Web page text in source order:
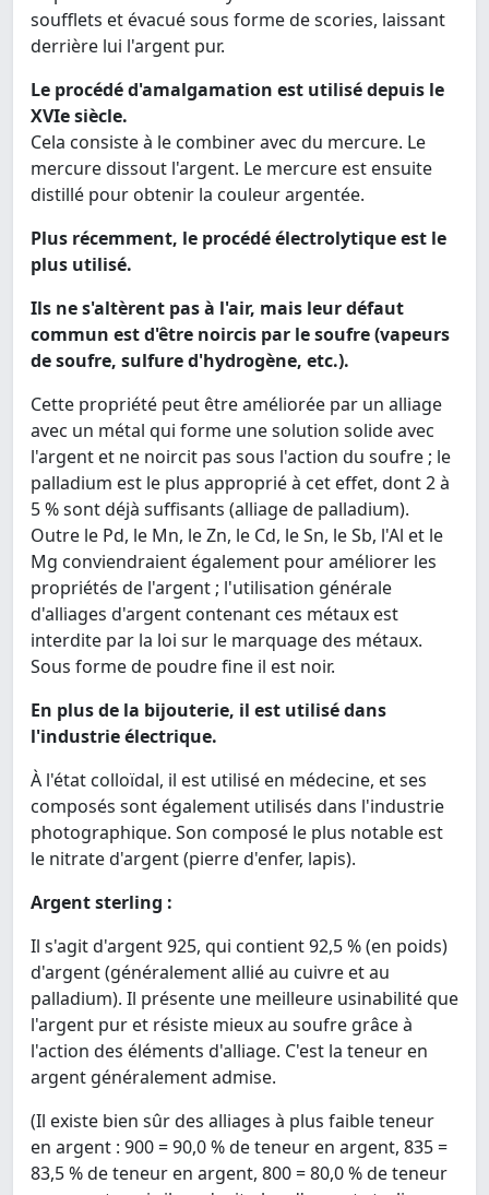
soufflets et évacué sous forme de scories, laissant
derrière lui l'argent pur.
Le procédé d'amalgamation est utilisé depuis le
XVIe siècle.
Cela consiste à le combiner avec du mercure. Le
mercure dissout l'argent. Le mercure est ensuite
distillé pour obtenir la couleur argentée.
Plus récemment, le procédé électrolytique est le
plus utilisé.
Ils ne s'altèrent pas à l'air, mais leur défaut
commun est d'être noircis par le soufre (vapeurs
de soufre, sulfure d'hydrogène, etc.).
Cette propriété peut être améliorée par un alliage
avec un métal qui forme une solution solide avec
l'argent et ne noircit pas sous l'action du soufre ; le
palladium est le plus approprié à cet effet, dont 2 à
5 % sont déjà suffisants (alliage de palladium).
Outre le Pd, le Mn, le Zn, le Cd, le Sn, le Sb, l'Al et le
Mg conviendraient également pour améliorer les
propriétés de l'argent ; l'utilisation générale
d'alliages d'argent contenant ces métaux est
interdite par la loi sur le marquage des métaux.
Sous forme de poudre fine il est noir.
En plus de la bijouterie, il est utilisé dans
l'industrie électrique.
À l'état colloïdal, il est utilisé en médecine, et ses
composés sont également utilisés dans l'industrie
photographique. Son composé le plus notable est
le nitrate d'argent (pierre d'enfer, lapis).
Argent sterling :
Il s'agit d'argent 925, qui contient 92,5 % (en poids)
d'argent (généralement allié au cuivre et au
palladium). Il présente une meilleure usinabilité que
l'argent pur et résiste mieux au soufre grâce à
l'action des éléments d'alliage. C'est la teneur en
argent généralement admise.
(Il existe bien sûr des alliages à plus faible teneur
en argent : 900 = 90,0 % de teneur en argent, 835 =
83,5 % de teneur en argent, 800 = 80,0 % de teneur